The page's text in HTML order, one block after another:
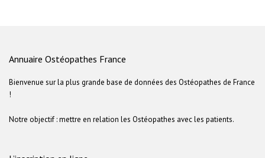
Annuaire Ostéopathes France
Bienvenue sur la plus grande base de données des Ostéopathes de France
!
Notre objectif : mettre en relation les Ostéopathes avec les patients.